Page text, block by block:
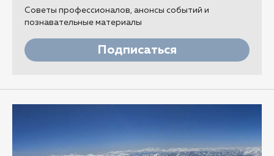
Советы профессионалов, анонсы событий и
познавательные материалы
Подписаться